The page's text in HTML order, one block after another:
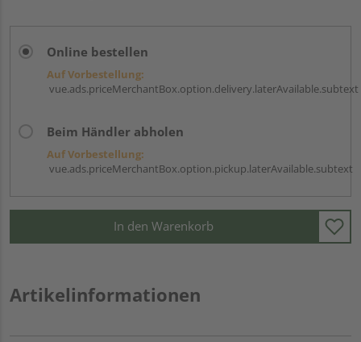
Online bestellen
Auf Vorbestellung:
vue.ads.priceMerchantBox.option.delivery.laterAvailable.subtext
Beim Händler abholen
Auf Vorbestellung:
vue.ads.priceMerchantBox.option.pickup.laterAvailable.subtext
In den Warenkorb
Artikelinformationen